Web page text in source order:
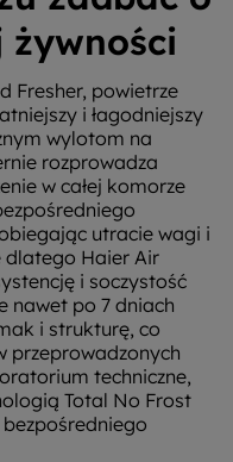
żywności
Fresher, powietrze
i łagodniejszy
wylotom na
rozprowadza
w całej komorze
utracie wagi i
dlatego Haier Air
i soczystość
nawet po 7 dniach
i strukturę, co
przeprowadzonych
techniczne,
Total No Frost